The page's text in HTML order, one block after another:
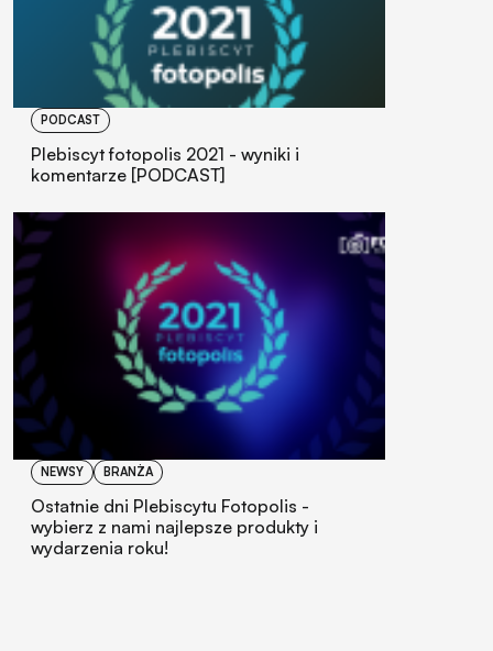
PODCAST
Plebiscyt fotopolis 2021 - wyniki i
komentarze [PODCAST]
NEWSY BRANŻA
Ostatnie dni Plebiscytu Fotopolis -
wybierz z nami najlepsze produkty i
wydarzenia roku!